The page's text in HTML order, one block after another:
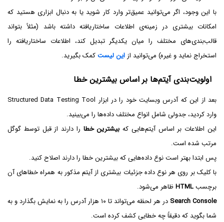
با این وجود، اگر می‌توانید عمیق‌تر وارد کار شوید یا به دنبال ابزاری هستید که
امکانات بیشتری در زمینه‌ی اطلاعات ساختاریافته داشته باشد (مثلاً بتواند
قالب‌بندی‌های مختلف را میان یکدیگر تبدیل کند، اطلاعات ساختاریافته را
استخراج نماید و غیره) می‌توانید از این لیستکمک بگیرید.
اولویت‌بندی آیتم‌ها بر اساس بیشترین خطا
بعد از این که آدرس وبسایت خود را در ابزار Structured Data Testing Tool
وارد کردید، جدولی شامل انواع مختلف داده‌ها را می‌بینید.
این اطلاعات بر اساس آیتم‌هایی که بیشترین خطا را دارند از قبل توسط گوگل
مرتب شده است.
پس ابتدا بهتر است نوع داده‌هایی که بیشترین خطا را دارند اصلاح کنید.
با کلیک بر روی هر نوع داده جزئیات بیشتری از آیتم مذکور به همراه خطاهای آن
برچسبHTMLظاهر می‌شود.
Search Console
در هر لحظه می‌تواند تا ۱۰ هزار آدرس را به نمایش بگذارد و به
شما بگوید که دقیقاً چه خطایی کشف کرده است.